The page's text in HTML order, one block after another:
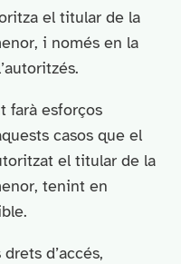
el titular de la
i només en la
farà esforços
casos que el
el titular de la
tenint en
d’accés,